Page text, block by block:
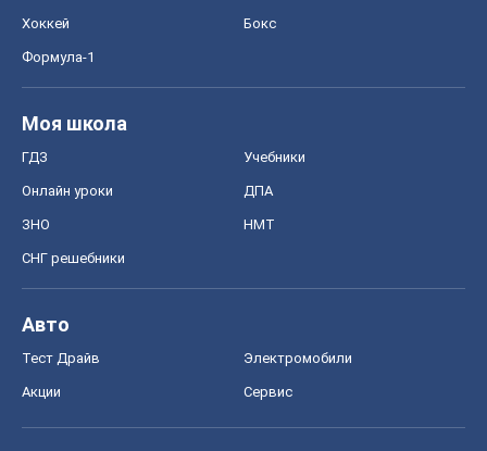
Хоккей Бокс
Формула-1
Моя школа
ГДЗ Учебники
Онлайн уроки ДПА
ЗНО НМТ
СНГ решебники
Авто
Тест Драйв Электромобили
Акции Сервис